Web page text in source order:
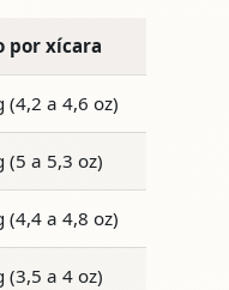
por xícara
(4,2 a 4,6 oz)
(5 a 5,3 oz)
(4,4 a 4,8 oz)
(3,5 a 4 oz)